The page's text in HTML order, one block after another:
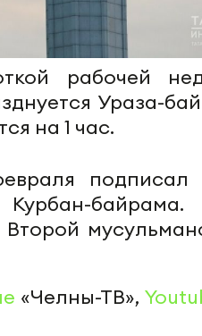
рабочей
Ураза-
на 1 час.
подписал
байрама.
«Челны-ТВ»,